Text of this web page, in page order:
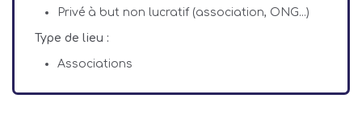
Privé à but non lucratif (association, ONG...)
Type de lieu :
Associations